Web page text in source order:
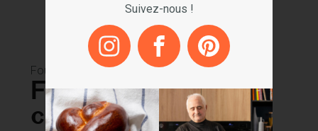
Fours
Four micro-ondes
combiné 45 cm
Suivez-nous !